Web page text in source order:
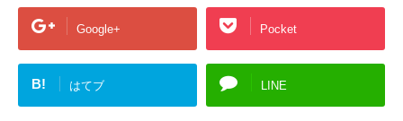
Google+ Pocket
B! はてブ LINE